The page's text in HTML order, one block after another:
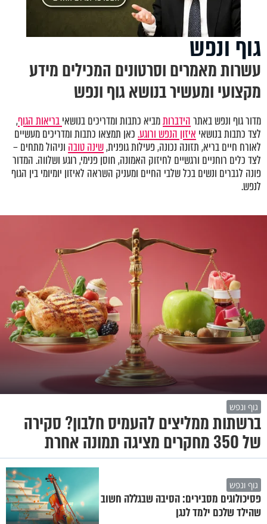
גוף ונפש
עשרות מאמרים וסרטונים המכילים מידע
מקצועי ומעשיר בנושא גוף ונפש
מדור גוף ונפש באתרהידברותמביא כתבות ומדריכים בנושאיבריאות הגוף,
לצד כתבות בנושאי איזון הנפש ורוגע.כאן תמצאו כתבות ומדריכים מעשיים
לאורח חיים בריא, תזונה נכונה, פעילות גופנית,שינה טובה וניהול מתחים –
לצד כלים רוחניים ורגשיים לחיזוק האמונה, חוסן פנימי, רוגע ושלווה. המדור
פונה לגברים ונשים בכל שלבי החיים ומעניק השראה לאיזון יומיומי בין הגוף
לנפש.
גוף ונפש
ברשתות ממליצים להעמיס חלבון? סקירה
של 350 מחקרים מציגה תמונה אחרת
גוף ונפש
פסיכולוגים מסבירים: הסיבה שבגללה חשוב
שהילד שלכם ילמד לנגן